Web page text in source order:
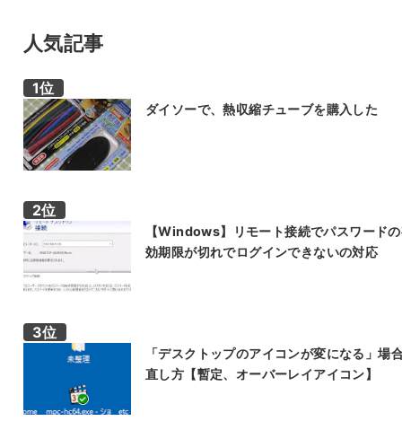
人気記事
ダイソーで、熱収縮チューブを購入した
【Windows】リモート接続でパスワード
効期限が切れでログインできないの対応
「デスクトップのアイコンが変になる」場
直し方【暫定、オーバーレイアイコン】